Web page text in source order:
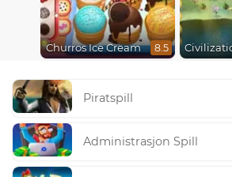
Churros Ice Cream 8.5
Piratspill
Administrasjon Spill